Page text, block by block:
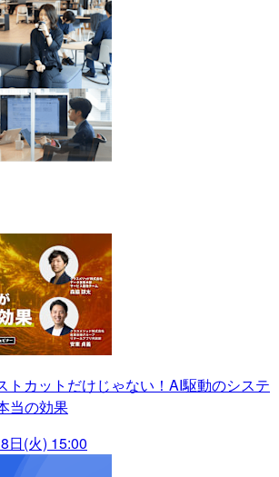
トカットだけじゃない！AI駆動のシステ
当の効果
日(火) 15:00